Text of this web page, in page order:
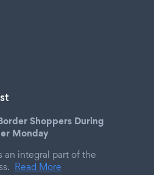
Shoppers During
Monday
an integral part of the
Read More